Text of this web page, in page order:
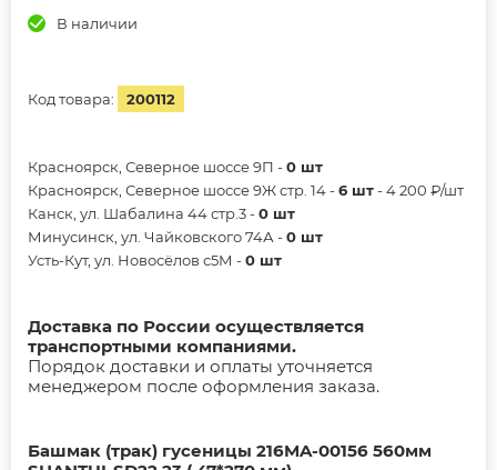
В наличии
Код товара: 200112
Красноярск, Северное шоссе 9П -0 шт
Красноярск, Северное шоссе 9Ж стр. 14 -6 шт- 4 200 ₽/шт
Канск, ул. Шабалина 44 стр.3 -0 шт
Минусинск, ул. Чайковского 74А -0 шт
Усть-Кут, ул. Новосёлов с5М -0 шт
Доставка по России осуществляется
транспортными компаниями.
Порядок доставки и оплаты уточняется
менеджером после оформления заказа.
Башмак (трак) гусеницы 216MA-00156 560мм